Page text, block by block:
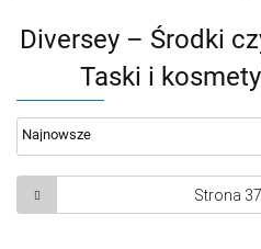
Diversey – Środki
Taski i